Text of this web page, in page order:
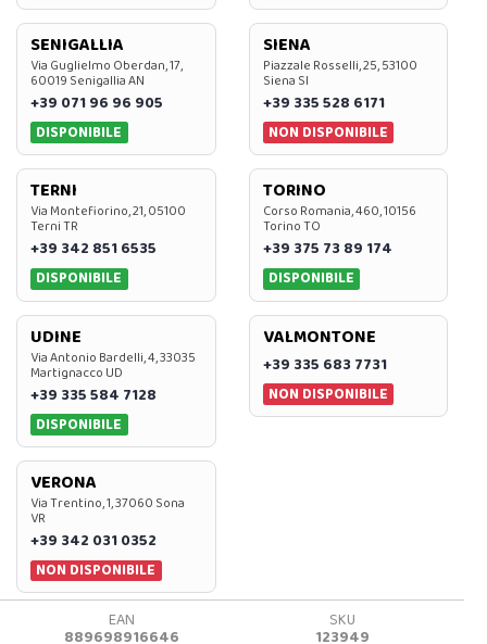
SENIGALLIA
Via Guglielmo Oberdan, 17,
60019 Senigallia AN
+39 071 96 96 905
DISPONIBILE
SIENA
Piazzale Rosselli, 25, 53100
Siena SI
+39 335 528 6171
NON DISPONIBILE
TERNI
Via Montefiorino, 21, 05100
Terni TR
+39 342 851 6535
DISPONIBILE
TORINO
Corso Romania, 460, 10156
Torino TO
+39 375 73 89 174
DISPONIBILE
UDINE
Via Antonio Bardelli, 4, 33035
Martignacco UD
+39 335 584 7128
DISPONIBILE
VALMONTONE
+39 335 683 7731
NON DISPONIBILE
VERONA
Via Trentino, 1, 37060 Sona
VR
+39 342 031 0352
NON DISPONIBILE
EAN
889698916646
SKU
123949